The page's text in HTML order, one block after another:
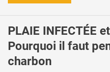
PLAIE INFECTÉE
Pourquoi il faut
charbon